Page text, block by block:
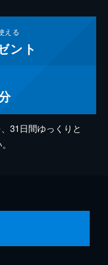
える
ント
31日間ゆっくりと